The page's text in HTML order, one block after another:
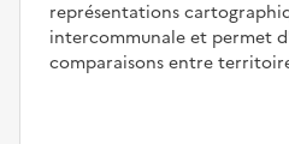
représentations
intercommunale et permet
comparaisons entre